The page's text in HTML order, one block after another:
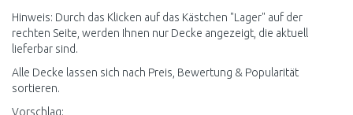
Hinweis: Durch das Klicken auf das Kästchen "Lager" auf der
rechten Seite, werden Ihnen nur Decke angezeigt, die aktuell
lieferbar sind.
Alle Decke lassen sich nach Preis, Bewertung & Popularität
sortieren.
Vorschlag: